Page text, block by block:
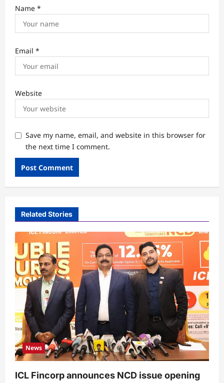
Name *
Email *
Website
Save my name, email, and website in this browser for
the next time I comment.
Related Stories
News
ICL Fincorp announces NCD issue opening